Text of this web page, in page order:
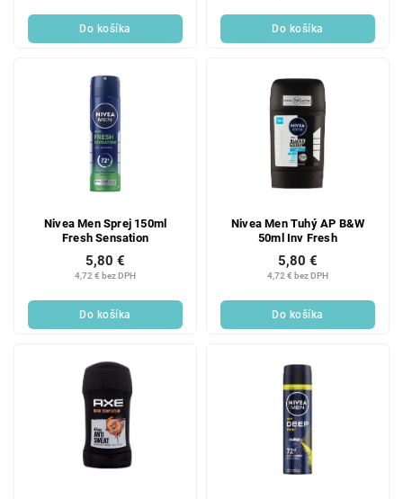
Do košíka Do košíka
Nivea Men Sprej 150ml
Fresh Sensation
4,72 € bez DPH
5,80 €
Do košíka
Nivea Men Tuhý AP B&W
50ml Inv Fresh
4,72 € bez DPH
5,80 €
Do košíka